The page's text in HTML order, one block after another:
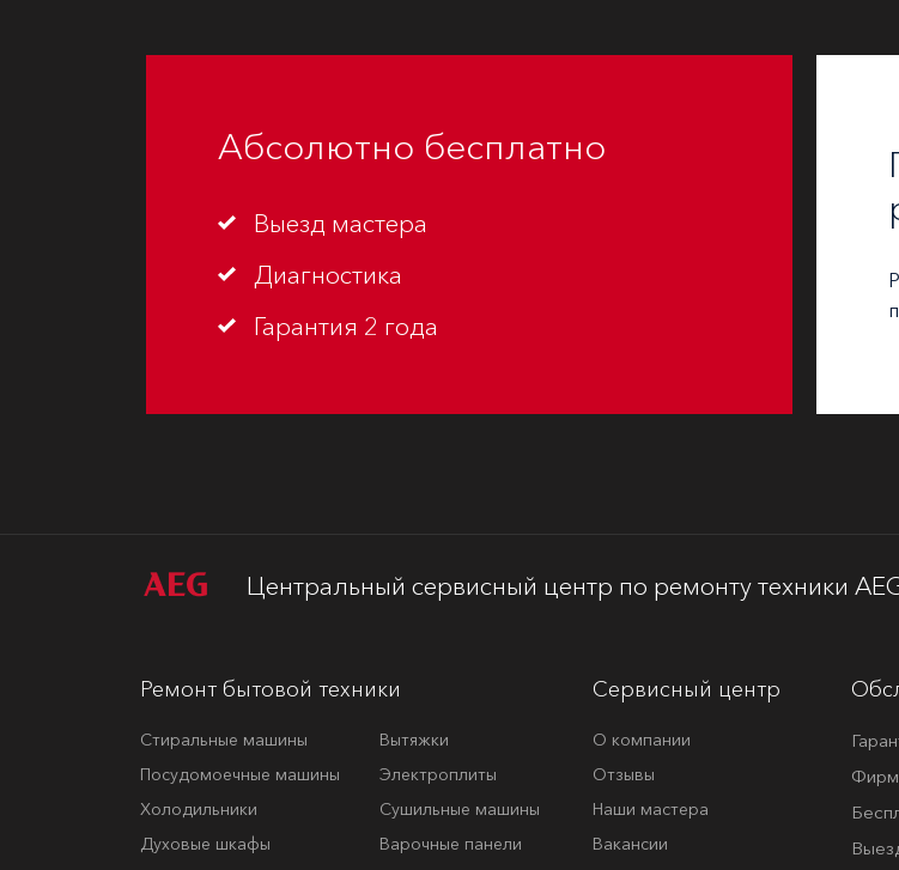
Абсолютно бесплатно
Выезд мастера
Диагностика
Гарантия 2 года
Центральный сервисный центр по ремонту техники
Ремонт бытовой техники
Стиральные машины
Вытяжки
Посудомоечные машины
Электроплиты
Холодильники
Сушильные машины
Духовые шкафы
Варочные панели
Сервисный центр
О компании
Отзывы
Наши мастера
Вакансии